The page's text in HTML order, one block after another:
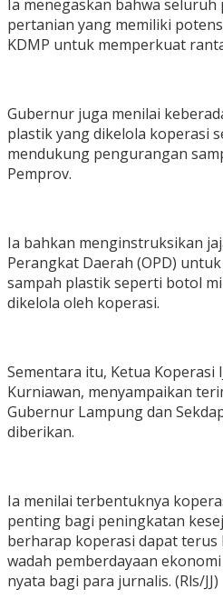
Ia menegaskan bahwa
pertanian yang memiliki
KDMP untuk memperkuat
Gubernur juga menilai
plastik yang dikelola koperasi
mendukung pengurangan
Pemprov.
Ia bahkan menginstruksikan
Perangkat Daerah (OPD)
sampah plastik seperti botol
dikelola oleh koperasi.
Sementara itu, Ketua Koperasi
Kurniawan, menyampaikan
Gubernur Lampung dan
diberikan.
Ia menilai terbentuknya
penting bagi peningkatan
berharap koperasi dapat terus
wadah pemberdayaan
nyata bagi para jurnalis. (Rls/JJ)